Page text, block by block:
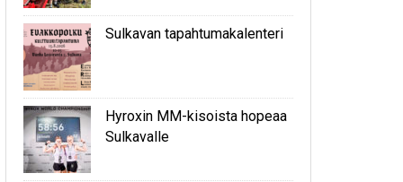
Sulkavan tapahtumakalenteri
Hyroxin MM-kisoista hopeaa
Sulkavalle